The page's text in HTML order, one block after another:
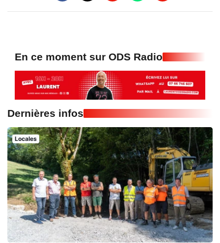
En ce moment sur ODS Radio
Dernières infos
Locales